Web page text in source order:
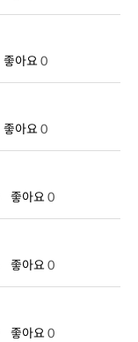
좋아요 0
좋아요 0
좋아요 0
좋아요 0
좋아요 0